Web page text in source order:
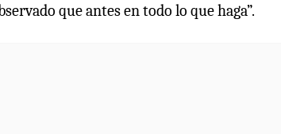
que antes en todo lo que haga”.